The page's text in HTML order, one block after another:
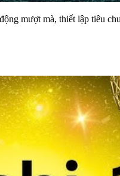
mượt mà, thiết lập tiêu